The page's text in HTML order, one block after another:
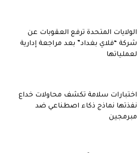
الولايات المتحدة ترفع العقوبات عن
شركة “فلاي بغداد” بعد مراجعة إدارية
لعملياتها
اختبارات سلامة تكشف محاولات خداع
نفذتها نماذج ذكاء اصطناعي ضد
مبرمجين